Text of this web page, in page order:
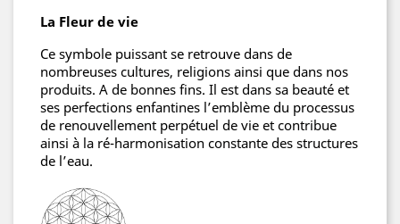
La Fleur de vie
Ce symbole puissant se retrouve dans de
nombreuses cultures, religions ainsi que dans nos
produits. A de bonnes fins. Il est dans sa beauté et
ses perfections enfantines l’emblème du processus
de renouvellement perpétuel de vie et contribue
ainsi à la ré-harmonisation constante des structures
de l’eau.